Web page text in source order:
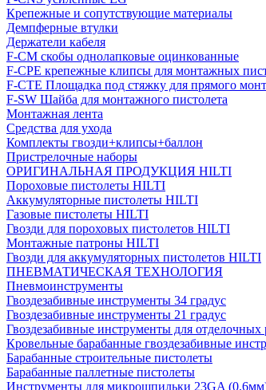
Крепежные и сопутствующие материалы
Демпферные втулки
Держатели кабеля
F-CM скобы однолапковые оцинкованные
F-CPE крепежные клипсы для монтажных
F-CTE Площадка под стяжку для прямого
F-SW Шайба для монтажного пистолета
Монтажная лента
Средства для ухода
Комплекты гвозди+клипсы+баллон
Пристрелочные наборы
ОРИГИНАЛЬНАЯ ПРОДУКЦИЯ HILTI
Пороховые пистолеты HILTI
Аккумуляторные пистолеты HILTI
Газовые пистолеты HILTI
Гвозди для пороховых пистолетов HILTI
Монтажные патроны HILTI
Гвозди для аккумуляторных пистолетов HILTI
ПНЕВМАТИЧЕСКАЯ ТЕХНОЛОГИЯ
Пневмоинструменты
Гвоздезабивные инструменты 34 градус
Гвоздезабивные инструменты 21 градус
Гвоздезабивные инструменты для отделочных
Кровельные барабанные гвоздезабивные
Барабанные строительные пистолеты
Барабанные паллетные пистолеты
Инструменты для микрошпильки 23GA